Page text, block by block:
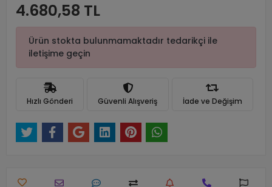
4.680,58 TL
Ürün stokta bulunmamaktadır tedarikçi ile
iletişime geçin
Hızlı Gönderi Güvenli Alışveriş İade ve Değişim